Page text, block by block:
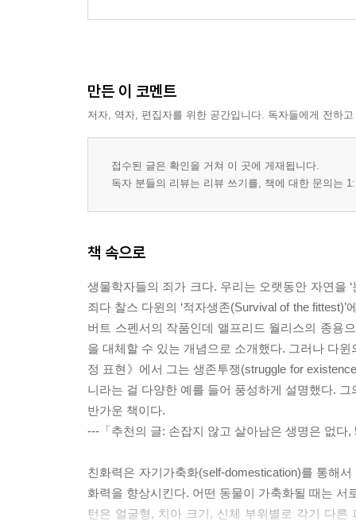
만든 이 코멘트
저자, 역자, 편집자를 위한 공간입니다. 독자들에게 전하
접수된 글은 확인을 거쳐 이 곳에 게재됩니다.
독자 분들의 리뷰는 리뷰 쓰기를, 책에 대한 문의는
책 속으로
생물학자들의 죄가 크다. 우리는 오랫동안 자연을
죄다 찰스 다윈의 ‘적자생존(Survival of the
버트 스펜서의 작품인데 앨프리드 월리스의 종용
을 대체할 수 있는 개념으로 소개했다. 그러나 다
정 표현》에서 그는 생존투쟁(struggle for
니라는 걸 다양한 예를 들어 풍성하게 설명했다.
반가운 책이다.
---「추천의 글: 손잡지 않고 살아남은 생명은 없다,
친화력은 자기가축화(self-domestication)를 통해
화력을 향상시킨다. 어떤 동물이 가축화될 때는
턴은 얼굴형, 치아 크기, 신체 부위별로 각기 다